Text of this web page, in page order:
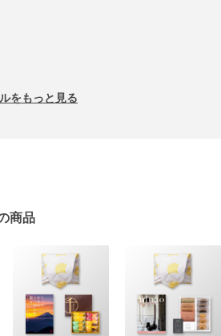
をもっと見る
商品